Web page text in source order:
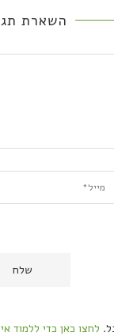
השארת
לחצו כאן כדי ללמוד